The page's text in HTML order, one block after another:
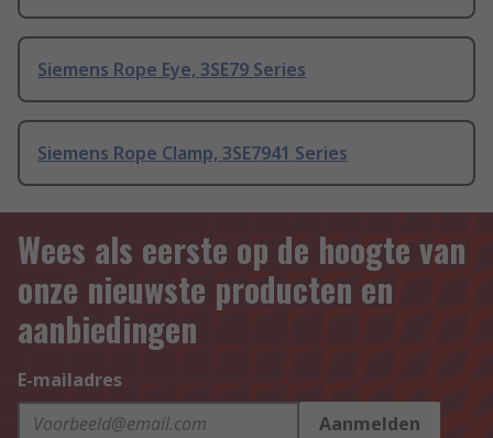
Siemens Rope Eye, 3SE79 Series
Siemens Rope Clamp, 3SE7941 Series
Wees als eerste op de hoogte van
onze nieuwste producten en
aanbiedingen
E-mailadres
Aanmelden